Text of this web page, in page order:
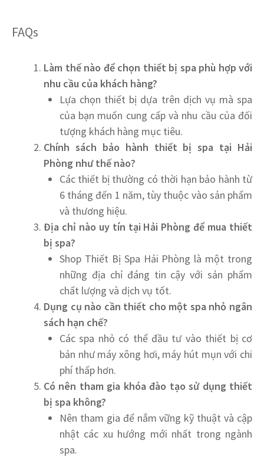
FAQs
Làm thế nào để chọn thiết bị spa phù hợp với
nhu cầu của khách hàng?
Lựa chọn thiết bị dựa trên dịch vụ mà spa
của bạn muốn cung cấp và nhu cầu của đối
tượng khách hàng mục tiêu.
Chính sách bảo hành thiết bị spa tại Hải
Phòng như thế nào?
Các thiết bị thường có thời hạn bảo hành từ
6 tháng đến 1 năm, tùy thuộc vào sản phẩm
và thương hiệu.
Địa chỉ nào uy tín tại Hải Phòng để mua thiết
bị spa?
Shop Thiết Bị Spa Hải Phòng là một trong
những địa chỉ đáng tin cậy với sản phẩm
chất lượng và dịch vụ tốt.
Dụng cụ nào cần thiết cho một spa nhỏ ngân
sách hạn chế?
Các spa nhỏ có thể đầu tư vào thiết bị cơ
bản như máy xông hơi, máy hút mụn với chi
phí thấp hơn.
Có nên tham gia khóa đào tạo sử dụng thiết
bị spa không?
Nên tham gia để nắm vững kỹ thuật và cập
nhật các xu hướng mới nhất trong ngành
spa.